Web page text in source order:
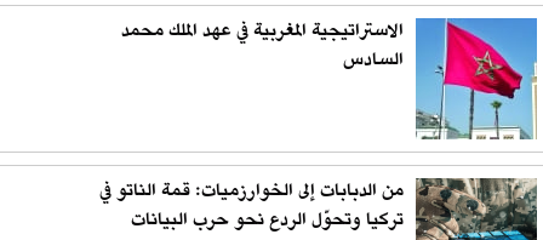
الاستراتيجية المغربية في عهد الملك محمد
السادس
من الدبابات إلى الخوارزميات: قمة الناتو في
تركيا وتحوّل الردع نحو حرب البيانات